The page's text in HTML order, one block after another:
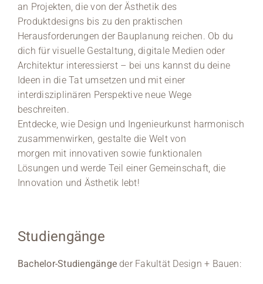
an Projekten, die von der Ästhetik des
Produktdesigns bis zu den praktischen
Herausforderungen der Bauplanung reichen. Ob du
dich für visuelle Gestaltung, digitale Medien oder
Architektur interessierst – bei uns kannst du deine
Ideen in die Tat umsetzen und mit einer
interdisziplinären Perspektive neue Wege
beschreiten.
Entdecke, wie Design und Ingenieurkunst harmonisch
zusammenwirken, gestalte die Welt von
morgen mit innovativen sowie funktionalen
Lösungen und werde Teil einer Gemeinschaft, die
Innovation und Ästhetik lebt!
Studiengänge
Bachelor-Studiengänge der Fakultät Design + Bauen: